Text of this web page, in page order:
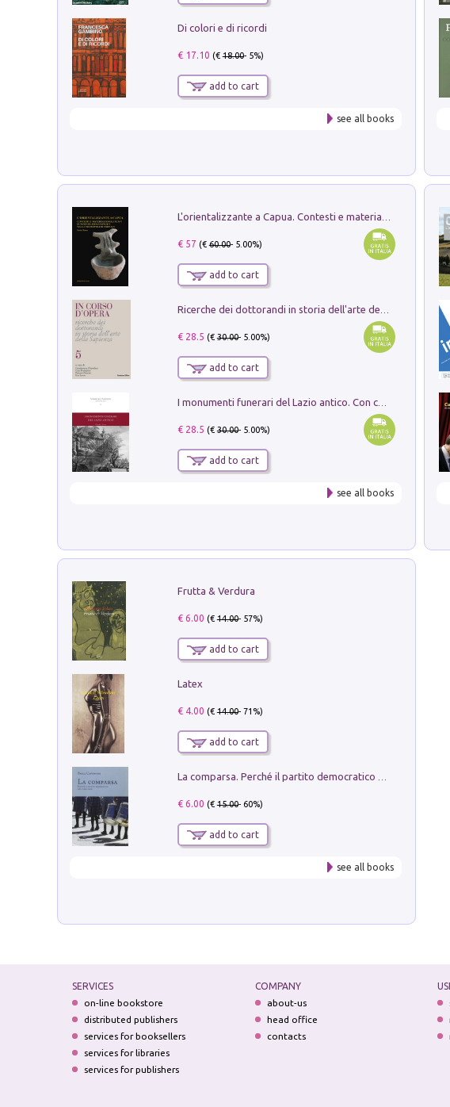
Di colori e di ricordi
€ 17.10 (€18.00- 5%)
add to cart
see all books
€ 57 (€60.00- 5.00%)
add to cart
€ 28.5 (€30.00- 5.00%)
add to cart
I monumenti funerari del Lazio antico. Con cartella con tavole
€ 28.5 (€30.00- 5.00%)
add to cart
see all books
Frutta & Verdura
€ 6.00 (€14.00- 57%)
add to cart
Latex
€ 4.00 (€14.00- 71%)
add to cart
€ 6.00 (€15.00- 60%)
add to cart
see all books
SERVICES
on-line bookstore
distributed publishers
services for booksellers
services for libraries
services for publishers
COMPANY
about-us
head office
contacts